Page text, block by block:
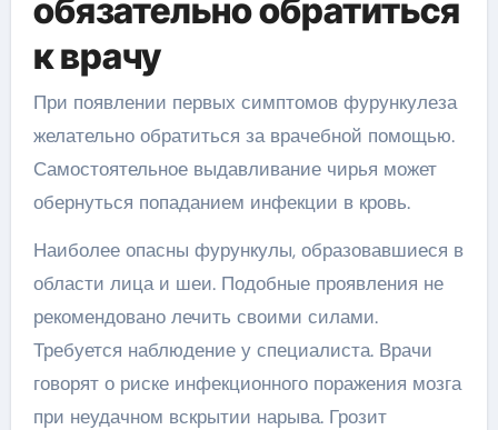
обязательно обратиться
к врачу
При появлении первых симптомов фурункулеза
желательно обратиться за врачебной помощью.
Самостоятельное выдавливание чирья может
обернуться попаданием инфекции в кровь.
Наиболее опасны фурункулы, образовавшиеся в
области лица и шеи. Подобные проявления не
рекомендовано лечить своими силами.
Требуется наблюдение у специалиста. Врачи
говорят о риске инфекционного поражения мозга
при неудачном вскрытии нарыва. Грозит